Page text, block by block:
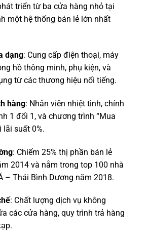
triển từ ba cửa hàng nhỏ tại
một hệ thống bán lẻ lớn nhất
dạng: Cung cấp điện thoại, máy
hồ thông minh, phụ kiện, và
từ các thương hiệu nổi tiếng.
hàng: Nhân viên nhiệt tình, chính
1 đổi 1, và chương trình “Mua
lãi suất 0%.
: Chiếm 25% thị phần bán lẻ
2014 và nằm trong top 100 nhà
– Thái Bình Dương năm 2018.
: Chất lượng dịch vụ không
các cửa hàng, quy trình trả hàng